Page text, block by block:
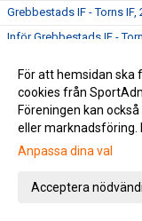
Grebbestads IF - Torns IF,
Inför Grebbestads IF -
Inför Torns IF -
TV: Patrik Östlund om att
TV: Richard Ringhov
Oskarshamns AIK - Torns
Inför Oskarshamns AIK –
För att hemsidan ska
cookies från
Föreningen kan
eller marknadsföring.
Anpassa dina val
Acceptera